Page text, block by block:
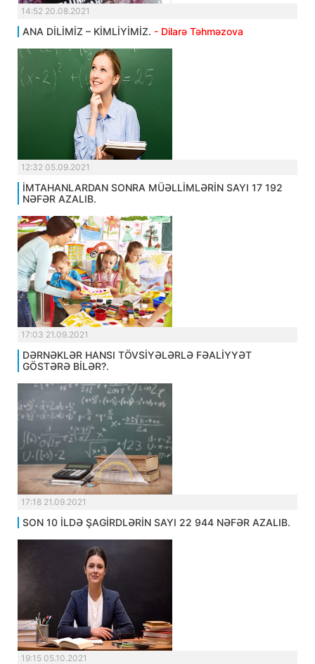
14:52 20.08.2021
ANA DİLİMİZ – KİMLİYİMİZ. - Dilarə Təhməzova
12:32 05.09.2021
İMTAHANLARDAN SONRA MÜƏLLİMLƏRİN SAYI 17 192
NƏFƏR AZALIB.
17:03 21.09.2021
DƏRNƏKLƏR HANSI TÖVSİYƏLƏRLƏ FƏALİYYƏT
GÖSTƏRƏ BİLƏR?.
17:18 21.09.2021
SON 10 İLDƏ ŞAGİRDLƏRİN SAYI 22 944 NƏFƏR AZALIB.
19:15 05.10.2021